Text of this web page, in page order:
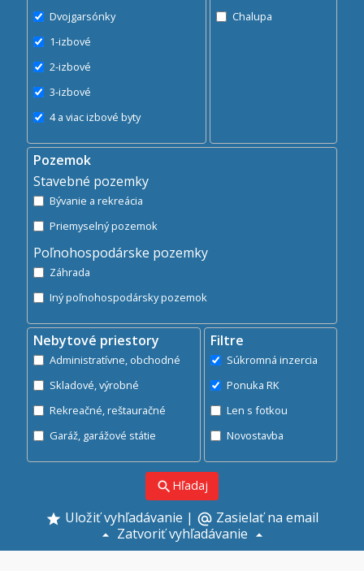
Dvojgarsónky
1-izbové
2-izbové
3-izbové
4 a viac izbové byty
Chalupa
Pozemok
Stavebné pozemky
Bývanie a rekreácia
Priemyselný pozemok
Poľnohospodárske pozemky
Záhrada
Iný poľnohospodársky pozemok
Nebytové priestory
Administratívne, obchodné
Skladové, výrobné
Rekreačné, reštauračné
Garáž, garážové státie
Filtre
Súkromná inzercia
Ponuka RK
Len s fotkou
Novostavba
search Hľadaj
Uložiť vyhľadávanie | alternate_email Zasielať na email
Zatvoriť vyhľadávanie